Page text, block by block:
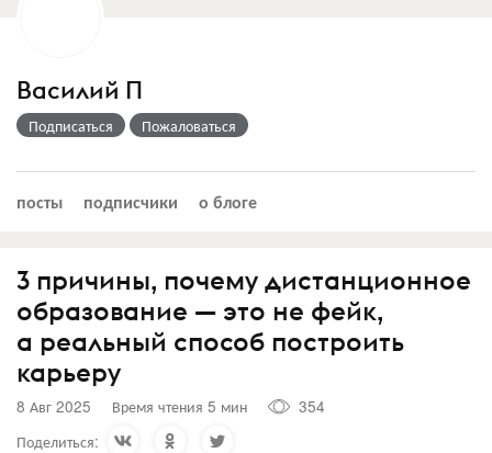
Василий П
Подписаться Пожаловаться
посты подписчики о блоге
3 причины, почему дистанционное
образование — это не фейк,
а реальный способ построить
карьеру
8 Авг 2025 Время чтения 5 мин
354
Поделиться: